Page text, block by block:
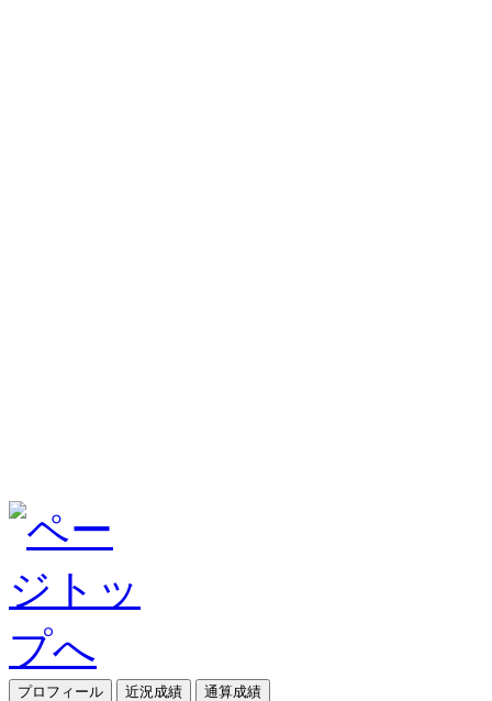
プロフィール 近況成績
通算成績